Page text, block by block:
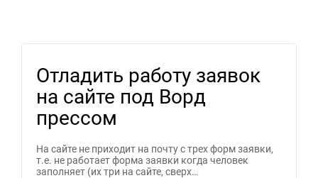
Отладить работу заявок
на сайте под Ворд
прессом
На сайте не приходит на почту с трех форм заявки,
т.е. не работает форма заявки когда человек
заполняет (их три на сайте, сверх…